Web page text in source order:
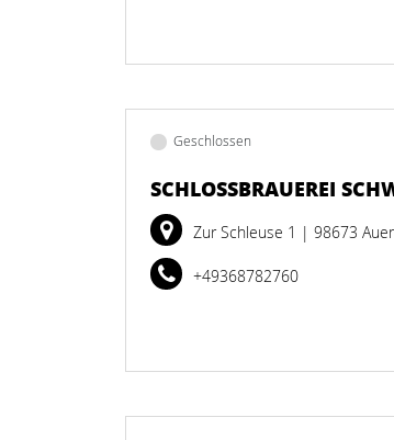
Geschlossen
SCHLOSSBRAUEREI
Zur Schleuse 1 | 98673
+49368782760